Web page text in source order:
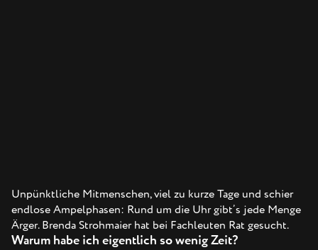
Unpünktliche Mitmenschen, viel zu kurze Tage und schier
endlose Ampelphasen: Rund um die Uhr gibt’s jede Menge
Ärger. Brenda Strohmaier hat bei Fachleuten Rat gesucht.
Warum habe ich eigentlich so wenig Zeit?